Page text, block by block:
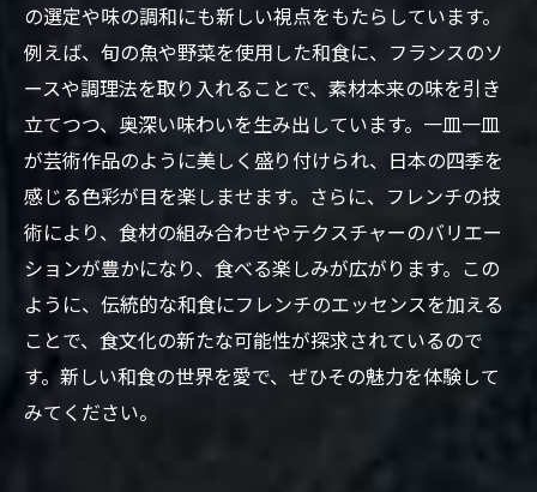
の選定や味の調和にも新しい視点をもたらしています。
例えば、旬の魚や野菜を使用した和食に、フランスのソ
ースや調理法を取り入れることで、素材本来の味を引き
立てつつ、奥深い味わいを生み出しています。一皿一皿
が芸術作品のように美しく盛り付けられ、日本の四季を
感じる色彩が目を楽しませます。さらに、フレンチの技
術により、食材の組み合わせやテクスチャーのバリエー
ションが豊かになり、食べる楽しみが広がります。この
ように、伝統的な和食にフレンチのエッセンスを加える
ことで、食文化の新たな可能性が探求されているので
す。新しい和食の世界を愛で、ぜひその魅力を体験して
みてください。